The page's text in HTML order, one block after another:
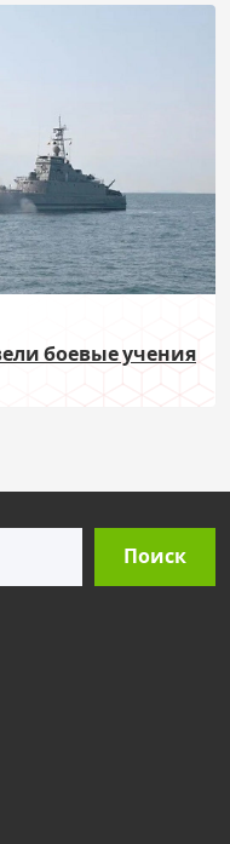
боевые учения
Поиск